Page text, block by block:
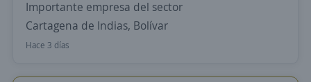
Importante empresa del sector
Cartagena de Indias, Bolívar
Hace 3 días